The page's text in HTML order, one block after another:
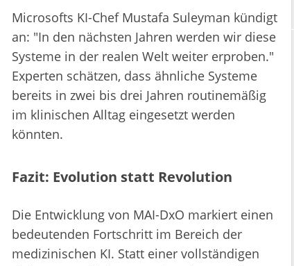
Microsofts KI-Chef Mustafa Suleyman kündigt
an: "In den nächsten Jahren werden wir diese
Systeme in der realen Welt weiter erproben."
Experten schätzen, dass ähnliche Systeme
bereits in zwei bis drei Jahren routinemäßig
im klinischen Alltag eingesetzt werden
könnten.
Fazit: Evolution statt Revolution
Die Entwicklung von MAI-DxO markiert einen
bedeutenden Fortschritt im Bereich der
medizinischen KI. Statt einer vollständigen